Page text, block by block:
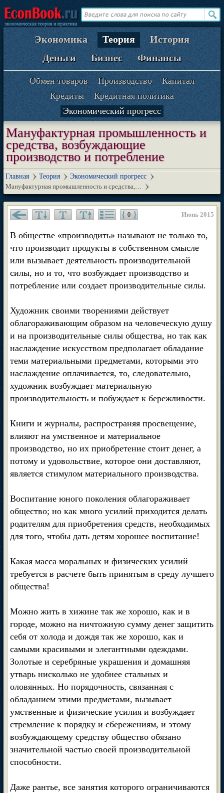
Экономика Теория
История
Деньги
Бизнес Финансы
Обмен товаров Производство
Капитал
Кредиты
Кредитная политика
Экономический прогресс
Мануфактурная промышленность и
средства, возбуждающие
производство и потребление
Главная Теория
Экономический прогресс
Мануфактурная промышленность и средства,…
0 Июнь 2015
В обществе «производить» называют не только то,
что производит продукты в собственном смысле
или вызывает деятельность производительной
силы, но и то, что возбуждает производство и
потребление или создает производительные силы.
Художник своими творениями действует
облагораживающим образом на человеческую душу
и на производительные силы общества, но так как
наслаждение искусством предполагает обладание
теми материальными предметами, которыми это
наслаждение оплачивается, то, следовательно,
художник возбуждает материальную
производительность и побуждает к бережливости.
Книги и журналы, распространяя просвещение,
влияют на умственное и материальное
производство, но их приобретение стоит денег, а
потому и удовольствие, которое они доставляют,
является стимулом материального производства.
Воспитание юного поколения облагораживает
общество; но как много усилий приходится делать
родителям для приобретения средств, необходимых
для того, чтобы дать детям хорошее воспитание!
Какая масса моральных и физических усилий
требуется в расчете быть принятым в среду лучшего
общества!
Можно жить в хижине так же хорошо, как и в
городе, можно на ничтожную сумму денег защитить
себя от холода и дождя так же хорошо, как и
самыми красивыми и элегантными одеждами.
Золотые и серебряные украшения и домашняя
утварь нисколько не удобнее стальных и
оловянных. Но порядочность, связанная с
обладанием этими предметами, вызывает
умственные и физические усилия и возбуждает
стремление к порядку и сбережениям, и этому
возбуждающему средству общество обязано
значительной частью своей производительной
способности.
Даже рантье, все занятия которого ограничиваются